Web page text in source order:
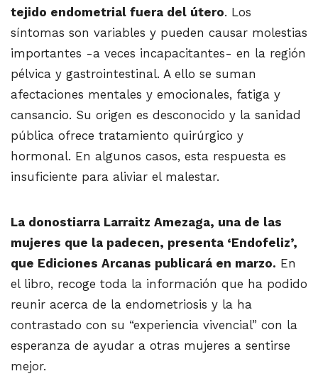
tejido endometrial fuera del útero. Los
síntomas son variables y pueden causar molestias
importantes -a veces incapacitantes- en la región
pélvica y gastrointestinal. A ello se suman
afectaciones mentales y emocionales, fatiga y
cansancio. Su origen es desconocido y la sanidad
pública ofrece tratamiento quirúrgico y
hormonal. En algunos casos, esta respuesta es
insuficiente para aliviar el malestar.
La donostiarra Larraitz Amezaga, una de las
mujeres que la padecen, presenta ‘Endofeliz’,
que Ediciones Arcanas publicará en marzo. En
el libro, recoge toda la información que ha podido
reunir acerca de la endometriosis y la ha
contrastado con su “experiencia vivencial” con la
esperanza de ayudar a otras mujeres a sentirse
mejor.